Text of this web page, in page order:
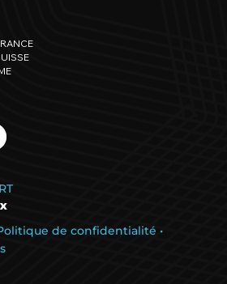
de confidentialité •